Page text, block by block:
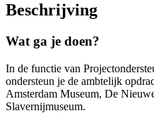
Beschrijving
Wat ga je doen?
In de functie van
ondersteun je de ambtelijk
Amsterdam Museum, De
Slavernijmuseum.